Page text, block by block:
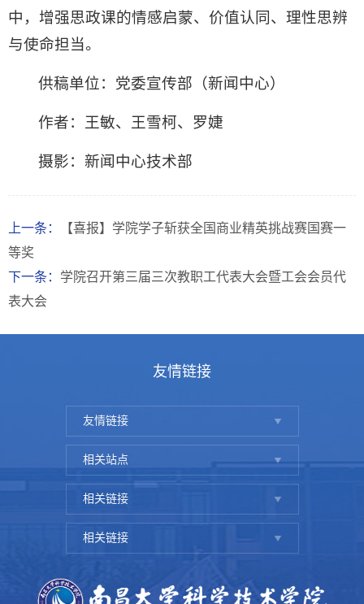
中，增强思政课的情感启蒙、价值认同、理性思辨
与使命担当。
供稿单位：党委宣传部（新闻中心）
作者：王敏、王雪柯、罗婕
摄影：新闻中心技术部
上一条：
【喜报】学院学子斩获全国商业精英挑战赛国赛一
等奖
下一条： 学院召开第三届三次教职工代表大会暨工会会员代
表大会
友情链接
友情链接
相关站点
相关链接
相关链接